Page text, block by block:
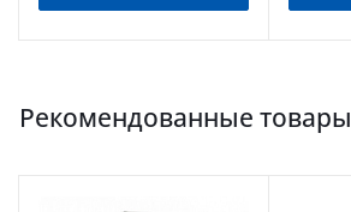
Рекомендованные товары